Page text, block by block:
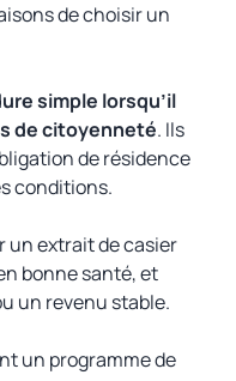
de choisir un
simple lorsqu’il
de citoyenneté. Ils
de résidence
conditions.
un extrait de casier
bonne santé, et
un revenu stable.
un programme de